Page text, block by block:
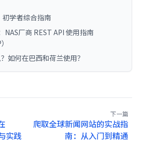
学者综合指南
NAS厂商 REST API 使用指南
如何在巴西和荷兰使用？
实践
下一篇
爬取全球新闻网站的实战指
南：从入门到精通